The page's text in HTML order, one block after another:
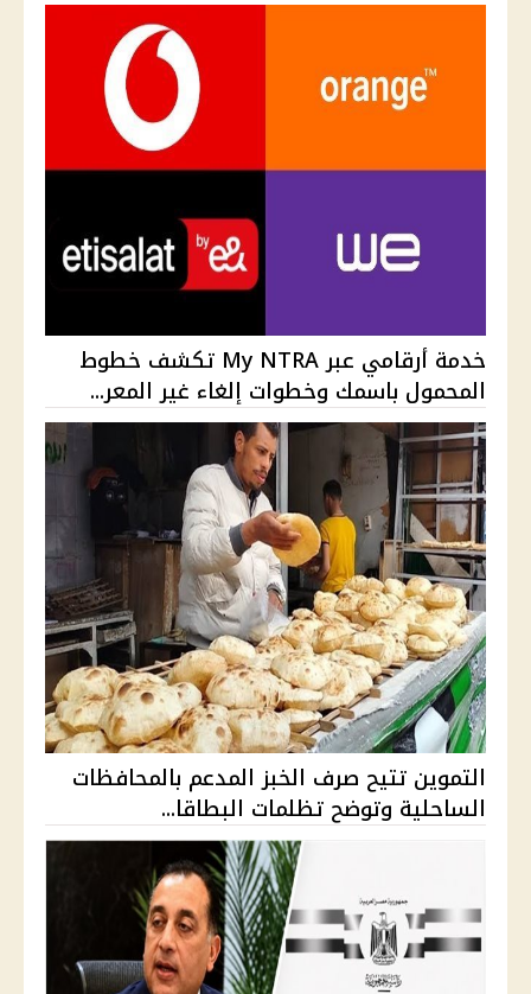
خدمة أرقامي عبر My NTRA تكشف خطوط
المحمول باسمك وخطوات إلغاء غير المعر...
التموين تتيح صرف الخبز المدعم بالمحافظات
الساحلية وتوضح تظلمات البطاقا...